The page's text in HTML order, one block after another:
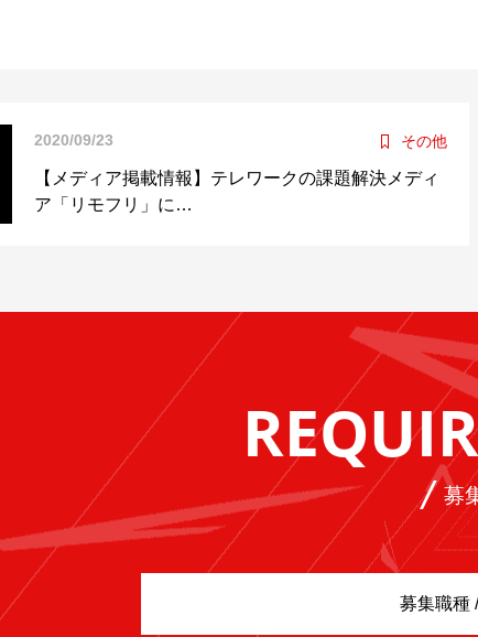
2020/09/23 その他
【メディア掲載情報】テレワークの課題解決メディ
ア「リモフリ」に…
募
募集職種